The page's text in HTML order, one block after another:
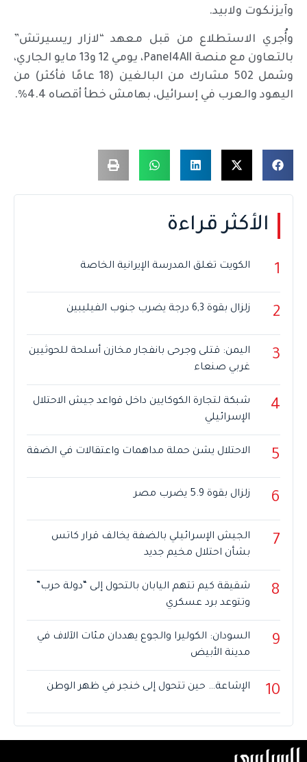
وآيزنكوت ولابيد.
وأُجري الاستطلاع من قبل معهد “لازار ريسيرتش”
بالتعاون مع منصة Panel4All، يومي 12 و13 مايو الجاري،
وشمل 502 مشارك من البالغين (18 عامًا فأكثر) من
اليهود والعرب في إسرائيل، بهامش خطأ أقصاه 4.4%.
الأكثر قراءة
1 الكويت تغلق المدرسة الإيرانية الخاصة
2 زلزال بقوة 6,3 درجة يضرب جنوب الفيليبين
3
اليمن: قتلى وجرحى بانفجار مخازن أسلحة للحوثيين
غربي صنعاء
4
شبكة لتجارة الكوكايين داخل قواعد جيش الاحتلال
الإسرائيلي
5 الاحتلال يشن حملة مداهمات واعتقالات في الضفة
6 زلزال بقوة 5.9 يضرب مصر
7
الجيش الإسرائيلي بالضفة يخالف قرار كاتس
بشأن احتلال مخيم جديد
8
شقيقة كيم تتهم اليابان بالتحول إلى “دولة حرب”
وتتوعد برد عسكري
9
السودان: الكوليرا والجوع يهددان مئات الآلاف في
مدينة الأبيض
10 الإشاعة… حين تتحول إلى خنجر في ظهر الوطن